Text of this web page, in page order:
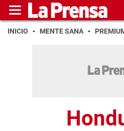
INICIO MENTE SANA